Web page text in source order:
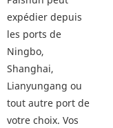
expédier depuis
les ports de
Ningbo,
Shanghai,
Lianyungang ou
tout autre port de
votre choix. Vos